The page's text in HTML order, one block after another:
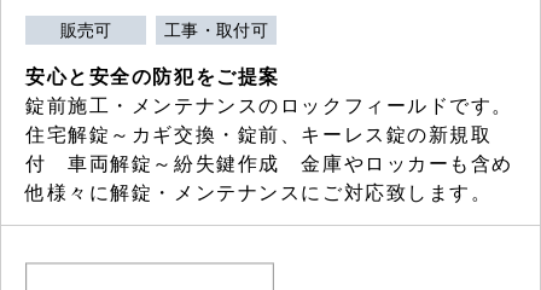
販売可 工事・取付可
安心と安全の防犯をご提案
錠前施工・メンテナンスのロックフィールドです。
住宅解錠～カギ交換・錠前、キーレス錠の新規取
付 車両解錠～紛失鍵作成 金庫やロッカーも含め
他様々に解錠・メンテナンスにご対応致します。